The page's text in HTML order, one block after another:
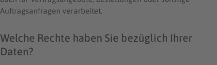
Auftragsanfragen verarbeitet.
Welche Rechte haben Sie bezüglich Ihrer
Daten?